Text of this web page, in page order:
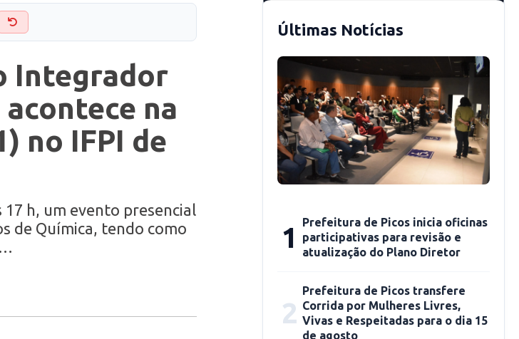
Integrador
na
no IFPI de
h, um evento presencial
de Química, tendo como
Últimas Notícias
1
Prefeitura de Picos inicia oficinas
participativas para revisão e
atualização do Plano Diretor
2
Prefeitura de Picos transfere
Corrida por Mulheres Livres,
Vivas e Respeitadas para o dia 15
de agosto